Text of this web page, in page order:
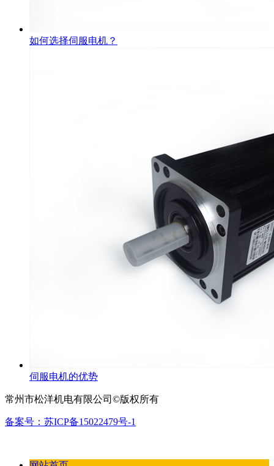
如何选择伺服电机？
伺服电机的优势
常州市松洋机电有限公司©版权所有
备案号：苏ICP备15022479号-1